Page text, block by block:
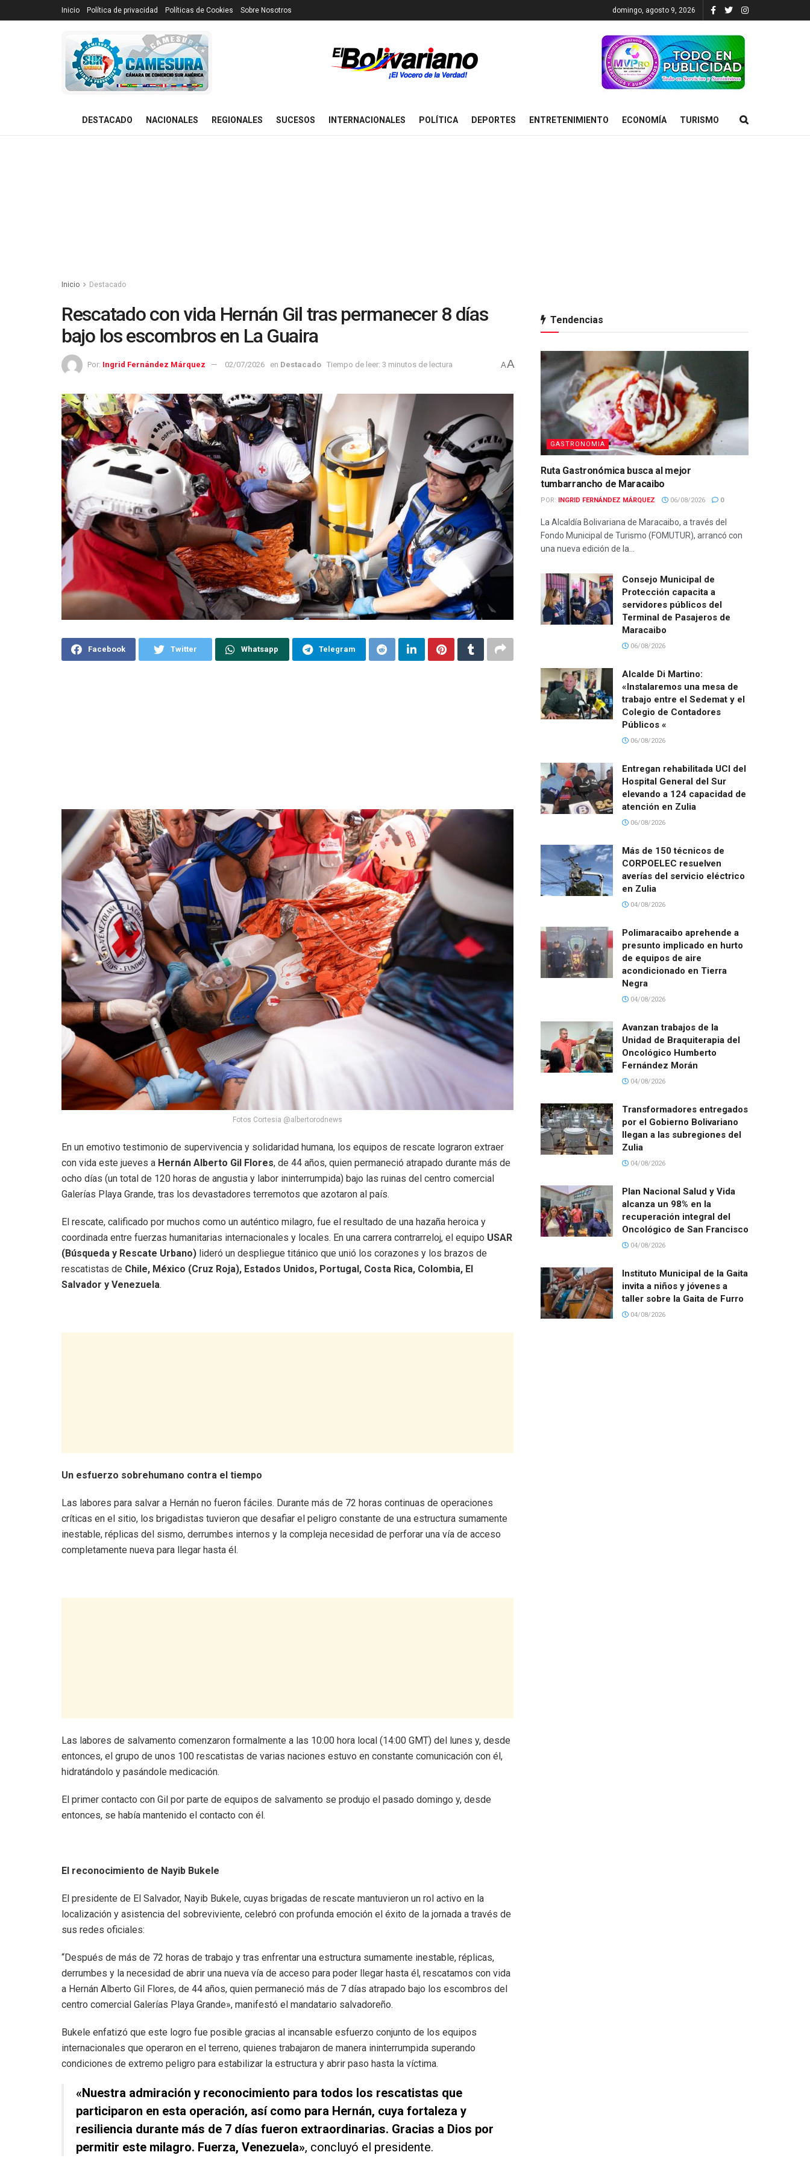
Inicio Política de privacidad Políticas de Cookies Sobre Nosotros domingo, agosto 9, 2026
DESTACADO NACIONALES REGIONALES SUCESOS INTERNACIONALES POLÍTICA DEPORTES ENTRETENIMIENTO ECONOMÍA TURISMO
Inicio Destacado
Rescatado con vida Hernán Gil tras permanecer 8 días
bajo los escombros en La Guaira
Por: Ingrid Fernández Márquez 02/07/2026 en Destacado Tiempo de leer: 3 minutos de lectura AA
Facebook Twitter Whatsapp Telegram
Fotos Cortesia @albertorodnews
En un emotivo testimonio de supervivencia y solidaridad humana, los equipos de rescate lograron extraer
con vida este jueves a Hernán Alberto Gil Flores, de 44 años, quien permaneció atrapado durante más de
ocho días (un total de 120 horas de angustia y labor ininterrumpida) bajo las ruinas del centro comercial
Galerías Playa Grande, tras los devastadores terremotos que azotaron al país.
El rescate, calificado por muchos como un auténtico milagro, fue el resultado de una hazaña heroica y
coordinada entre fuerzas humanitarias internacionales y locales. En una carrera contrarreloj, el equipo USAR
(Búsqueda y Rescate Urbano) lideró un despliegue titánico que unió los corazones y los brazos de
rescatistas de Chile, México (Cruz Roja), Estados Unidos, Portugal, Costa Rica, Colombia, El
Salvador y Venezuela.
Un esfuerzo sobrehumano contra el tiempo
Las labores para salvar a Hernán no fueron fáciles. Durante más de 72 horas continuas de operaciones
críticas en el sitio, los brigadistas tuvieron que desafiar el peligro constante de una estructura sumamente
inestable, réplicas del sismo, derrumbes internos y la compleja necesidad de perforar una vía de acceso
completamente nueva para llegar hasta él.
Las labores de salvamento comenzaron formalmente a las 10:00 hora local (14:00 GMT) del lunes y, desde
entonces, el grupo de unos 100 rescatistas de varias naciones estuvo en constante comunicación con él,
hidratándolo y pasándole medicación.
El primer contacto con Gil por parte de equipos de salvamento se produjo el pasado domingo y, desde
entonces, se había mantenido el contacto con él.
El reconocimiento de Nayib Bukele
El presidente de El Salvador, Nayib Bukele, cuyas brigadas de rescate mantuvieron un rol activo en la
localización y asistencia del sobreviviente, celebró con profunda emoción el éxito de la jornada a través de
sus redes oficiales:
“Después de más de 72 horas de trabajo y tras enfrentar una estructura sumamente inestable, réplicas,
derrumbes y la necesidad de abrir una nueva vía de acceso para poder llegar hasta él, rescatamos con vida
a Hernán Alberto Gil Flores, de 44 años, quien permaneció más de 7 días atrapado bajo los escombros del
centro comercial Galerías Playa Grande», manifestó el mandatario salvadoreño.
Bukele enfatizó que este logro fue posible gracias al incansable esfuerzo conjunto de los equipos
internacionales que operaron en el terreno, quienes trabajaron de manera ininterrumpida superando
condiciones de extremo peligro para estabilizar la estructura y abrir paso hasta la víctima.
«Nuestra admiración y reconocimiento para todos los rescatistas que
participaron en esta operación, así como para Hernán, cuya fortaleza y
resiliencia durante más de 7 días fueron extraordinarias. Gracias a Dios por
permitir este milagro. Fuerza, Venezuela», concluyó el presidente.
Tendencias
GASTRONOMIA
Ruta Gastronómica busca al mejor
tumbarrancho de Maracaibo
POR: INGRID FERNÁNDEZ MÁRQUEZ 06/08/2026 0
La Alcaldía Bolivariana de Maracaibo, a través del
Fondo Municipal de Turismo (FOMUTUR), arrancó con
una nueva edición de la...
Consejo Municipal de
Protección capacita a
servidores públicos del
Terminal de Pasajeros de
Maracaibo
06/08/2026
Alcalde Di Martino:
«Instalaremos una mesa de
trabajo entre el Sedemat y el
Colegio de Contadores
Públicos «
06/08/2026
Entregan rehabilitada UCI del
Hospital General del Sur
elevando a 124 capacidad de
atención en Zulia
06/08/2026
Más de 150 técnicos de
CORPOELEC resuelven
averías del servicio eléctrico
en Zulia
04/08/2026
Polimaracaibo aprehende a
presunto implicado en hurto
de equipos de aire
acondicionado en Tierra
Negra
04/08/2026
Avanzan trabajos de la
Unidad de Braquiterapia del
Oncológico Humberto
Fernández Morán
04/08/2026
Transformadores entregados
por el Gobierno Bolivariano
llegan a las subregiones del
Zulia
04/08/2026
Plan Nacional Salud y Vida
alcanza un 98% en la
recuperación integral del
Oncológico de San Francisco
04/08/2026
Instituto Municipal de la Gaita
invita a niños y jóvenes a
taller sobre la Gaita de Furro
04/08/2026